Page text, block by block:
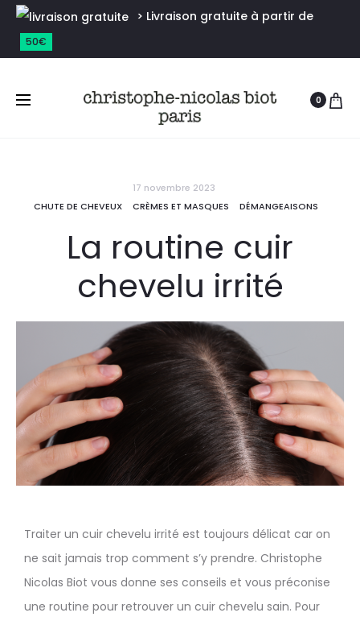
> Livraison gratuite à partir de
50€
0
17 novembre 2023
CHUTE DE CHEVEUX
CRÈMES ET MASQUES DÉMANGEAISONS
La routine cuir
chevelu irrité
Traiter un cuir chevelu irrité est toujours délicat car on
ne sait jamais trop comment s’y prendre. Christophe
Nicolas Biot vous donne ses conseils et vous préconise
une routine pour retrouver un cuir chevelu sain. Pour